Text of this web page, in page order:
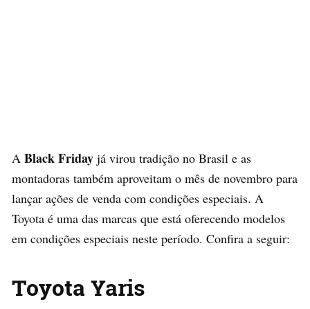
A Black Friday já virou tradição no Brasil e as
montadoras também aproveitam o mês de novembro para
lançar ações de venda com condições especiais. A
Toyota é uma das marcas que está oferecendo modelos
em condições especiais neste período. Confira a seguir:
Toyota Yaris